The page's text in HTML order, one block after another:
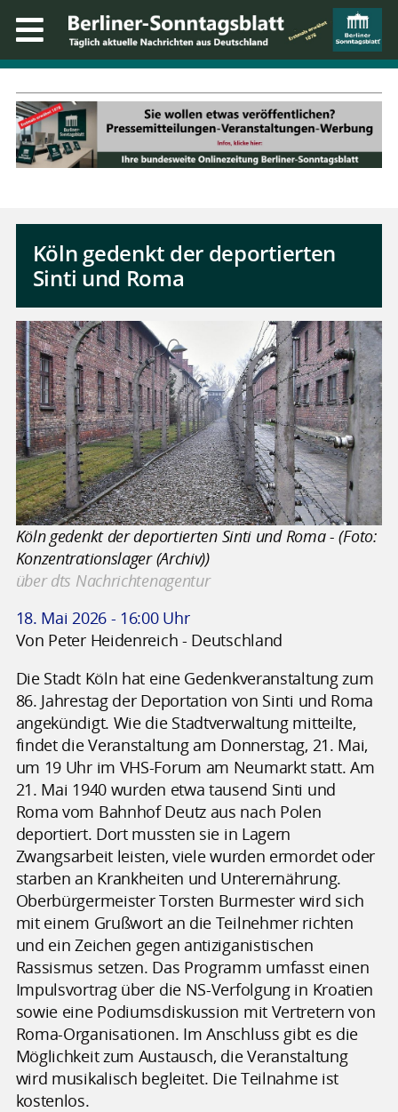
Köln gedenkt der deportierten
Sinti und Roma
Köln gedenkt der deportierten Sinti und Roma - (Foto:
Konzentrationslager (Archiv))
über dts Nachrichtenagentur
18. Mai 2026 - 16:00 Uhr
Von Peter Heidenreich - Deutschland
Die Stadt Köln hat eine Gedenkveranstaltung zum
86. Jahrestag der Deportation von Sinti und Roma
angekündigt. Wie die Stadtverwaltung mitteilte,
findet die Veranstaltung am Donnerstag, 21. Mai,
um 19 Uhr im VHS-Forum am Neumarkt statt. Am
21. Mai 1940 wurden etwa tausend Sinti und
Roma vom Bahnhof Deutz aus nach Polen
deportiert. Dort mussten sie in Lagern
Zwangsarbeit leisten, viele wurden ermordet oder
starben an Krankheiten und Unterernährung.
Oberbürgermeister Torsten Burmester wird sich
mit einem Grußwort an die Teilnehmer richten
und ein Zeichen gegen antiziganistischen
Rassismus setzen. Das Programm umfasst einen
Impulsvortrag über die NS-Verfolgung in Kroatien
sowie eine Podiumsdiskussion mit Vertretern von
Roma-Organisationen. Im Anschluss gibt es die
Möglichkeit zum Austausch, die Veranstaltung
wird musikalisch begleitet. Die Teilnahme ist
kostenlos.